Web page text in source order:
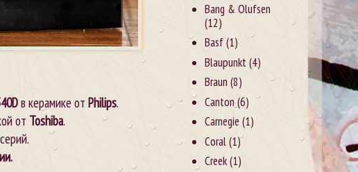
Dв керамике от Philips.
от Toshiba.
Bang & Olufsen
(12)
Basf(1)
Blaupunkt(4)
Braun (8)
Canton (6)
Carnegie (1)
Coral(1)
Creek(1)